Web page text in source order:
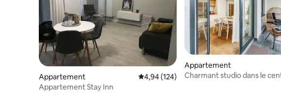
Appartement Évaluation moyenne sur la base de 124
4,94 (124)
Appartement Stay Inn
Appartement
Charmant studio dans le